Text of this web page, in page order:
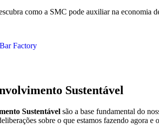
como a SMC pode auxiliar na economia
Factory
Sustentável
Sustentável são a base fundamental do
sobre o que estamos fazendo